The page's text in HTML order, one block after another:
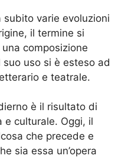
subito varie evoluzioni
il termine si
composizione
uso si è esteso ad
e teatrale.
è il risultato di
e culturale. Oggi, il
che precede e
sia essa un’opera